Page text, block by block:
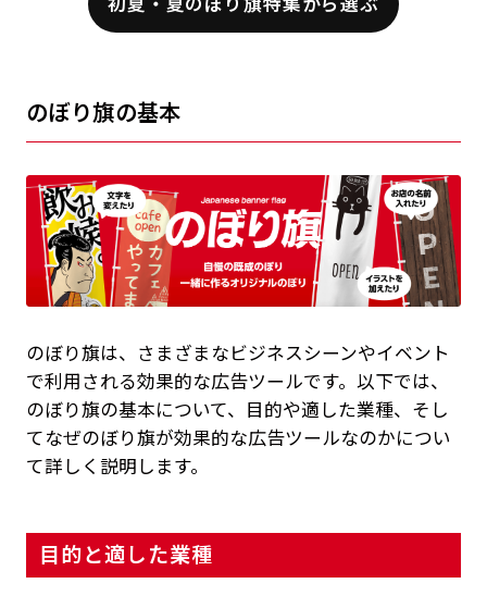
のぼり旗の基本
のぼり旗は、さまざまなビジネスシーンやイベント
で利用される効果的な広告ツールです。以下では、
のぼり旗の基本について、目的や適した業種、そし
てなぜのぼり旗が効果的な広告ツールなのかについ
て詳しく説明します。
目的と適した業種